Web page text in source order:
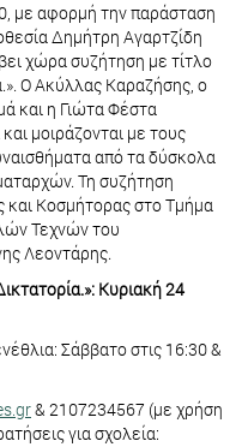
με αφορμή την παράσταση
Δημήτρη Αγαρτζίδη
χώρα συζήτηση με τίτλο
Ο Ακύλλας Καραζήσης, ο
και η Γιώτα Φέστα
μοιράζονται με τους
από τα δύσκολα
Τη συζήτηση
και Κοσμήτορας στο Τμήμα
Τεχνών του
Λεοντάρης.
Κυριακή 24
Σάββατο στις 16:30 &
& 2107234567 (με χρήση
για σχολεία: